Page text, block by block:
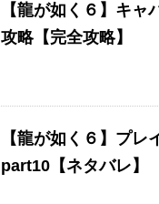
【龍が如く６】キャ
攻略【完全攻略】
【龍が如く６】プレ
part10【ネタバレ】